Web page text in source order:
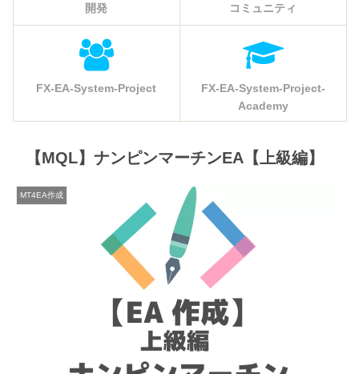
開発 コミュニティ
FX-EA-System-Project
FX-EA-System-Project-
Academy
【MQL】ナンピンマーチンEA【上級編】
MT4EA作成